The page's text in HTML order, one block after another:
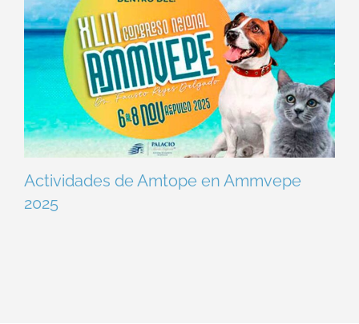
Actividades de Amtope en Ammvepe
2025